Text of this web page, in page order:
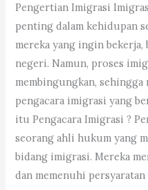
Andri
Marpaung
SH
MH
–
Dr.
iur.
Lion
N.
Supriata
Pengertian Imigrasi
penting dalam kehidupan
mereka yang ingin
negeri. Namun, proses
membingungkan,
pengacara imigrasi yang
itu Pengacara Imigrasi ?
seorang ahli hukum yang
bidang imigrasi. Mereka
dan memenuhi persyaratan